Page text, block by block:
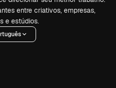
entre criativos, empresas,
e estúdios.